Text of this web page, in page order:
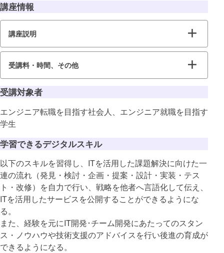
講座情報
講座説明
受講料・時間、その他
受講対象者
エンジニア転職を目指す社会人、エンジニア就職を目指す
学生
学習できるデジタルスキル
以下のスキルを習得し、ITを活用した課題解決に向けた一
連の流れ（発見・検討・企画・提案・設計・実装・テス
ト・改修）を自力で行い、戦略を他者へ言語化して伝え、
ITを活用したサービスを公開することができるようにな
る。
また、経験を元にIT開発･チーム開発にあたってのスタン
ス・ノウハウや技術支援のアドバイスを行い後進の育成が
できるようになる。